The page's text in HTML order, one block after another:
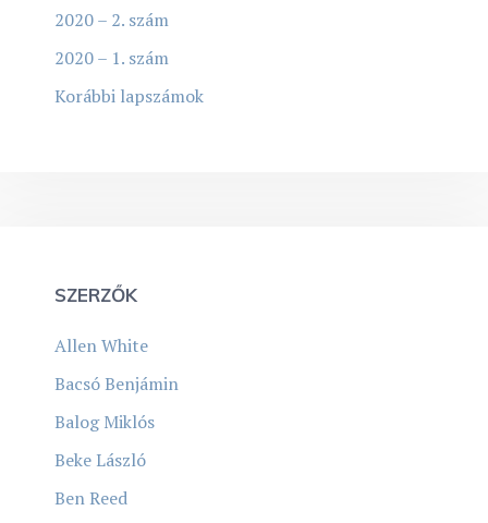
2020 – 2. szám
2020 – 1. szám
Korábbi lapszámok
SZERZŐK
Allen White
Bacsó Benjámin
Balog Miklós
Beke László
Ben Reed